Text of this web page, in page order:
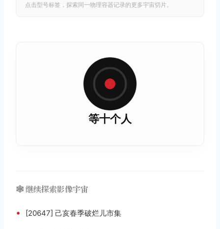
点击型号标签，探索同一物理容器记录的更多宇宙切片。
等十个人
🕸️ 继续探索影像宇宙
• [20647] 己亥春季破烂儿市集